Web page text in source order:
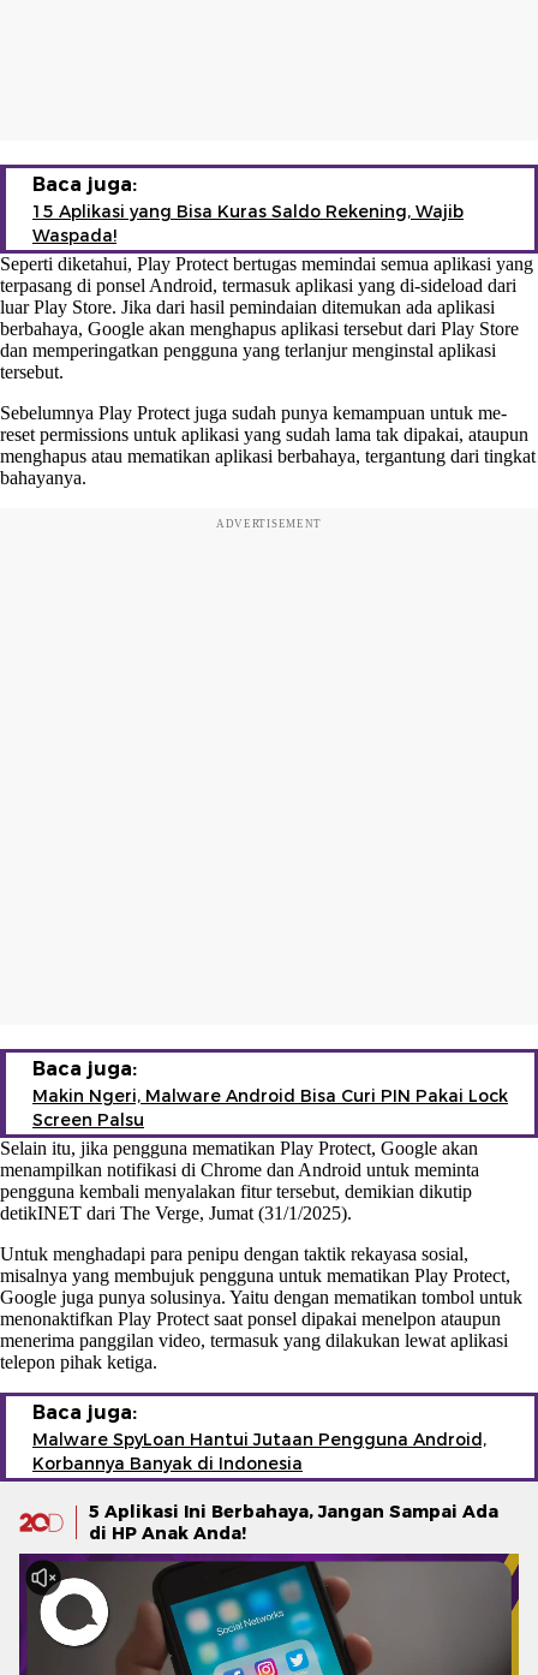
Baca juga:
15 Aplikasi yang Bisa Kuras Saldo Rekening, Wajib
Waspada!
Seperti diketahui, Play Protect bertugas memindai semua aplikasi yang
terpasang di ponsel Android, termasuk aplikasi yang di-sideload dari
luar Play Store. Jika dari hasil pemindaian ditemukan ada aplikasi
berbahaya, Google akan menghapus aplikasi tersebut dari Play Store
dan memperingatkan pengguna yang terlanjur menginstal aplikasi
tersebut.
Sebelumnya Play Protect juga sudah punya kemampuan untuk me-
reset permissions untuk aplikasi yang sudah lama tak dipakai, ataupun
menghapus atau mematikan aplikasi berbahaya, tergantung dari tingkat
bahayanya.
ADVERTISEMENT
Baca juga:
Makin Ngeri, Malware Android Bisa Curi PIN Pakai Lock
Screen Palsu
Selain itu, jika pengguna mematikan Play Protect, Google akan
menampilkan notifikasi di Chrome dan Android untuk meminta
pengguna kembali menyalakan fitur tersebut, demikian dikutip
detikINET dari The Verge, Jumat (31/1/2025).
Untuk menghadapi para penipu dengan taktik rekayasa sosial,
misalnya yang membujuk pengguna untuk mematikan Play Protect,
Google juga punya solusinya. Yaitu dengan mematikan tombol untuk
menonaktifkan Play Protect saat ponsel dipakai menelpon ataupun
menerima panggilan video, termasuk yang dilakukan lewat aplikasi
telepon pihak ketiga.
Baca juga:
Malware SpyLoan Hantui Jutaan Pengguna Android,
Korbannya Banyak di Indonesia
5 Aplikasi Ini Berbahaya, Jangan Sampai Ada
di HP Anak Anda!